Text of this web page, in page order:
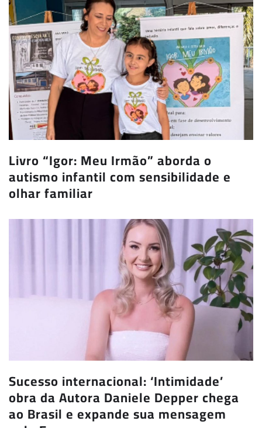
Livro “Igor: Meu Irmão” aborda o
autismo infantil com sensibilidade e
olhar familiar
Sucesso internacional: ‘Intimidade’
obra da Autora Daniele Depper chega
ao Brasil e expande sua mensagem